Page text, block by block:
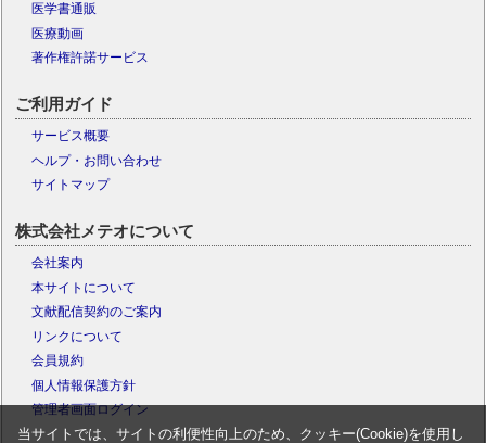
医学書通販
医療動画
著作権許諾サービス
ご利用ガイド
サービス概要
ヘルプ・お問い合わせ
サイトマップ
株式会社メテオについて
会社案内
本サイトについて
文献配信契約のご案内
リンクについて
会員規約
個人情報保護方針
管理者画面ログイン
当サイトでは、サイトの利便性向上のため、クッキー(Cookie)を使用し